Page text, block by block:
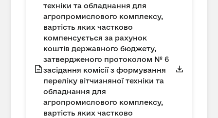
техніки та обладнання для
агропромислового комплексу,
вартість яких частково
компенсується за рахунок
коштів державного бюджету,
затвердженого протоколом № 6
засідання комісії з формування
переліку вітчизняної техніки та
обладнання для
агропромислового комплексу,
вартість яких частково